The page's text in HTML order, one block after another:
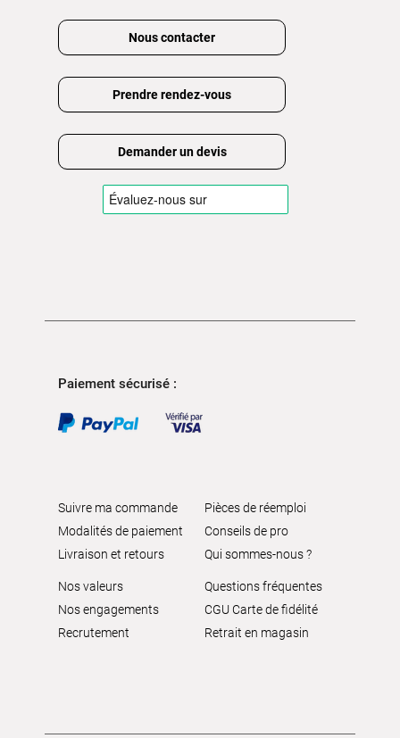
Nous contacter
Prendre rendez-vous
Demander un devis
Paiement sécurisé :
Suivre ma commande
Modalités de paiement
Livraison et retours
Pièces de réemploi
Conseils de pro
Qui sommes-nous ?
Nos valeurs
Nos engagements
Recrutement
Questions fréquentes
CGU Carte de fidélité
Retrait en magasin